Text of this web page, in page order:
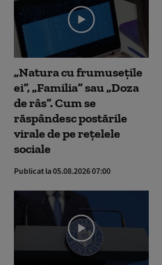
„Natura cu frumusețile
ei”, „Familia” sau „Doza
de râs”. Cum se
răspândesc postările
virale de pe rețelele
sociale
Publicat la 05.08.2026 07:00